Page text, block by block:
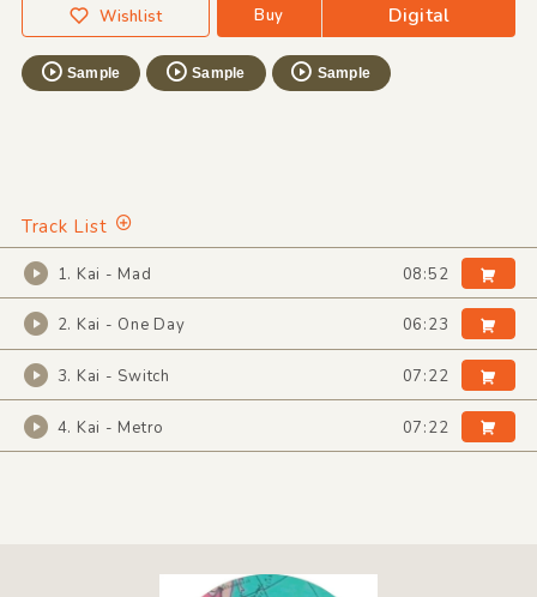
Wishlist Buy Digital
Sample Sample Sample
Track List
1. Kai - Mad 08:52
2. Kai - One Day 06:23
3. Kai - Switch 07:22
4. Kai - Metro 07:22